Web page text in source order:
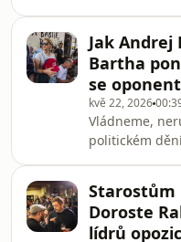
po
délka jednání
přestávají
vypadá
k tomu, že
spolupráce
s vládním
dalším díle
nerušit povídali
Jak Andrej
Bartha
se
kvě 22, 2026
Vládneme,
politickém
náčelníka
nečekaným
že ministr
Starostům
Doroste
lídrů